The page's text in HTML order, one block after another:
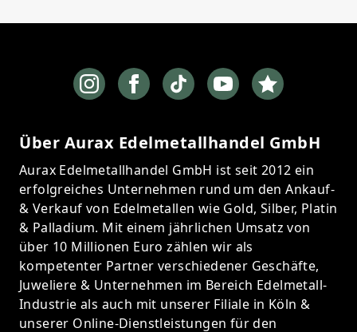
Über Aurax Edelmetallhandel GmbH
Aurax Edelmetallhandel GmbH ist seit 2012 ein
erfolgreiches Unternehmen rund um den Ankauf-
& Verkauf von Edelmetallen wie Gold, Silber, Platin
& Palladium. Mit einem jährlichen Umsatz von
über 10 Millionen Euro zählen wir als
kompetenter Partner verschiedener Geschäfte,
Juweliere & Unternehmen im Bereich Edelmetall-
Industrie als auch mit unserer Filiale in Köln &
unserer Online-Dienstleistungen für den